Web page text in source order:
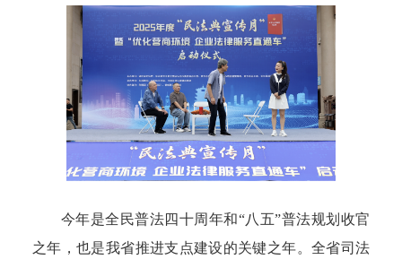
今年是全民普法四十周年和“八五”普法规划收官
之年，也是我省推进支点建设的关键之年。全省司法